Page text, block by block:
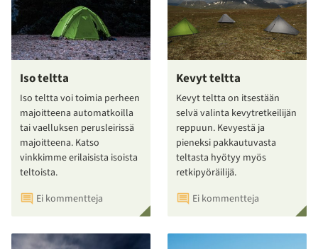
Iso teltta
Iso teltta voi toimia perheen
majoitteena automatkoilla
tai vaelluksen perusleirissä
majoitteena. Katso
vinkkimme erilaisista isoista
teltoista.
Ei kommentteja
Kevyt teltta
Kevyt teltta on itsestään
selvä valinta kevytretkeilijän
reppuun. Kevyestä ja
pieneksi pakkautuvasta
teltasta hyötyy myös
retkipyöräilijä.
Ei kommentteja